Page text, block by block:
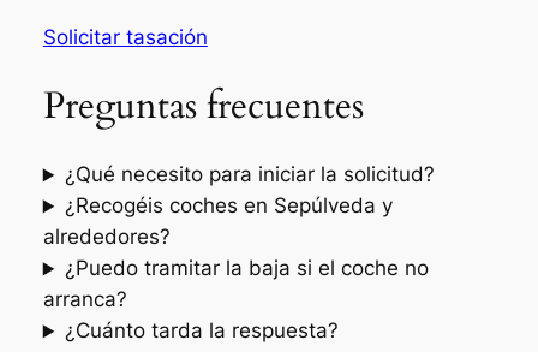
Solicitar tasación
Preguntas frecuentes
¿Qué necesito para iniciar la solicitud?
¿Recogéis coches en Sepúlveda y
alrededores?
¿Puedo tramitar la baja si el coche no
arranca?
¿Cuánto tarda la respuesta?